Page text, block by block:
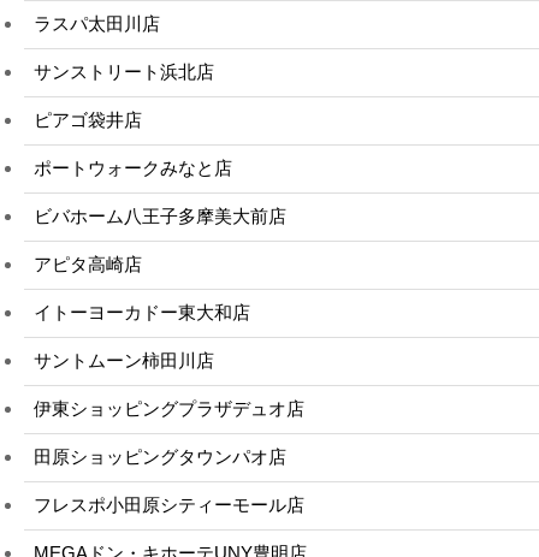
ラスパ太田川店
サンストリート浜北店
ピアゴ袋井店
ポートウォークみなと店
ビバホーム八王子多摩美大前店
アピタ高崎店
イトーヨーカドー東大和店
サントムーン柿田川店
伊東ショッピングプラザデュオ店
田原ショッピングタウンパオ店
フレスポ小田原シティーモール店